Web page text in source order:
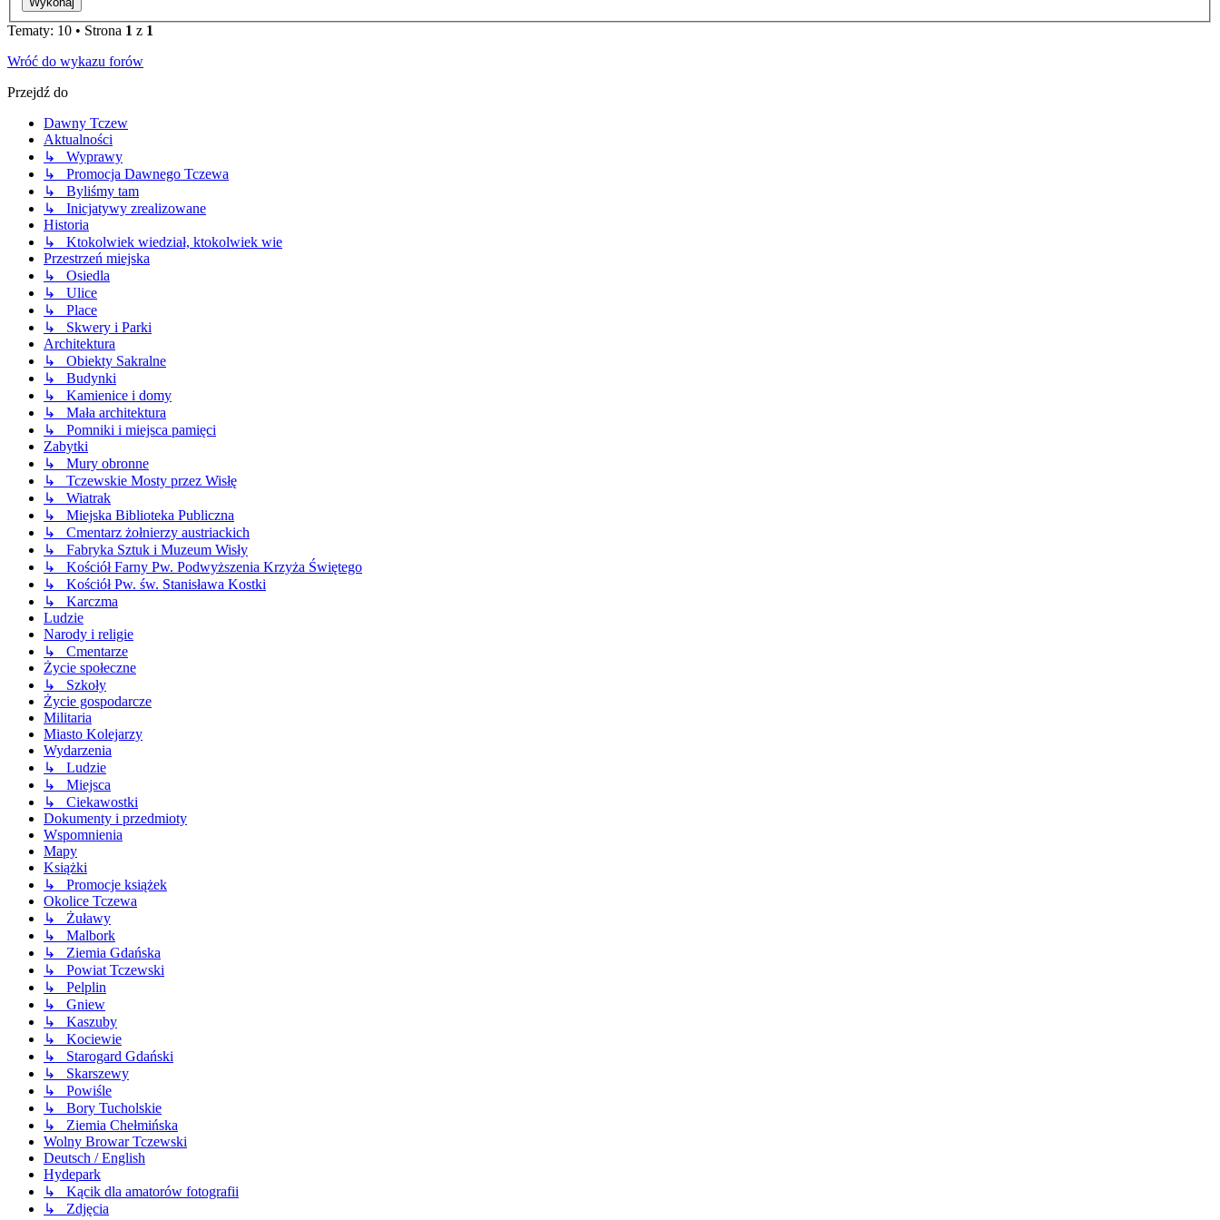
Tematy: 10 • Strona 1 z 1
Wróć do wykazu forów
Przejdź do
Dawny Tczew
Aktualności
↳ Wyprawy
↳ Promocja Dawnego Tczewa
↳ Byliśmy tam
↳ Inicjatywy zrealizowane
Historia
↳ Ktokolwiek wiedział, ktokolwiek wie
Przestrzeń miejska
↳ Osiedla
↳ Ulice
↳ Place
↳ Skwery i Parki
Architektura
↳ Obiekty Sakralne
↳ Budynki
↳ Kamienice i domy
↳ Mała architektura
↳ Pomniki i miejsca pamięci
Zabytki
↳ Mury obronne
↳ Tczewskie Mosty przez Wisłę
↳ Wiatrak
↳ Miejska Biblioteka Publiczna
↳ Cmentarz żołnierzy austriackich
↳ Fabryka Sztuk i Muzeum Wisły
↳ Kościół Farny Pw. Podwyższenia Krzyża Świętego
↳ Kościół Pw. św. Stanisława Kostki
↳ Karczma
Ludzie
Narody i religie
↳ Cmentarze
Życie społeczne
↳ Szkoły
Życie gospodarcze
Militaria
Miasto Kolejarzy
Wydarzenia
↳ Ludzie
↳ Miejsca
↳ Ciekawostki
Dokumenty i przedmioty
Wspomnienia
Mapy
Książki
↳ Promocje książek
Okolice Tczewa
↳ Żuławy
↳ Malbork
↳ Ziemia Gdańska
↳ Powiat Tczewski
↳ Pelplin
↳ Gniew
↳ Kaszuby
↳ Kociewie
↳ Starogard Gdański
↳ Skarszewy
↳ Powiśle
↳ Bory Tucholskie
↳ Ziemia Chełmińska
Wolny Browar Tczewski
Deutsch / English
Hydepark
↳ Kącik dla amatorów fotografii
↳ Zdjęcia